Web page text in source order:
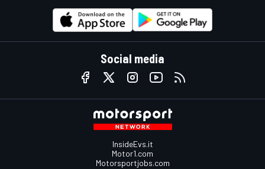
Social media
InsideEvs.it
Motor1.com
Motorsportjobs.com